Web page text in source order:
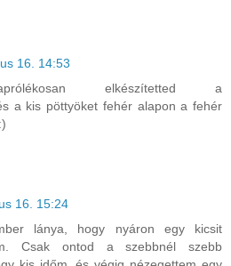
16. 14:53
elkészítetted a
a kis pöttyöket fehér alapon a fehér
16. 15:24
lánya, hogy nyáron egy kicsit
Csak ontod a szebbnél szebb